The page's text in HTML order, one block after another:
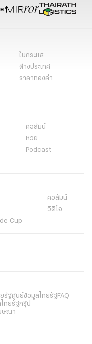
ในกระแส
ต่างประเทศ
ราคาทองคำ
คอลัมน์
หวย
Podcast
คอลัมน์
วิดีโอ
Cup
รัฐศูนย์ข้อมูลไทยรัฐFAQ
ทยรัฐกรุ๊ป
ษณา